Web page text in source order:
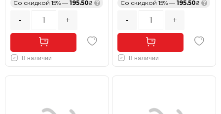
Со скидкой 15% — 195.50 ?
- +
В наличии
Со скидкой 15% — 195.50 ?
- +
В наличии